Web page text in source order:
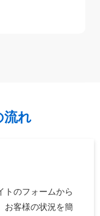
流れ
トのフォームから
お客様の状況を簡